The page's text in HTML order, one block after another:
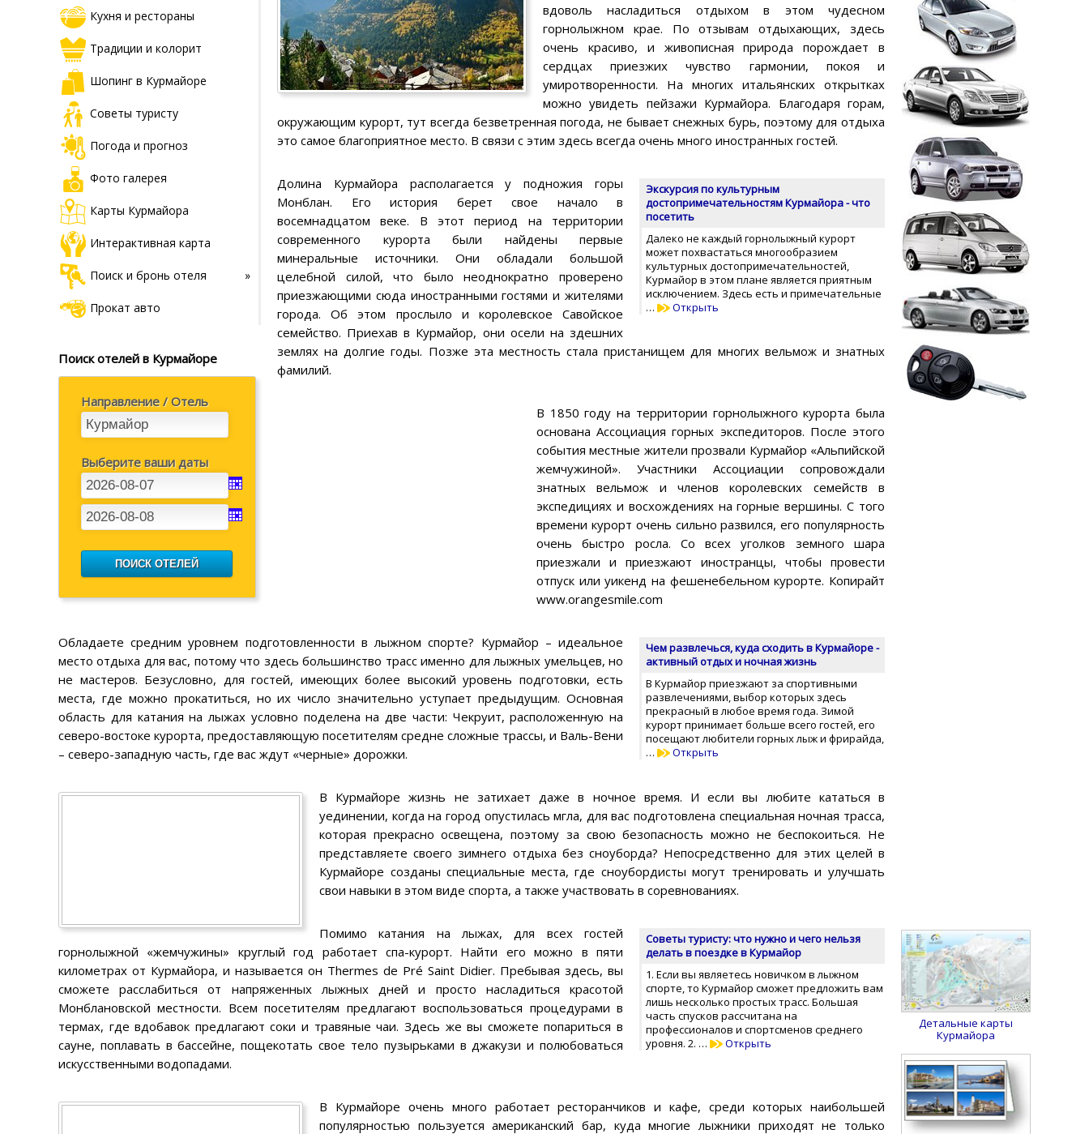
Кухня и рестораны
Традиции и колорит
Шопинг в Курмайоре
Советы туристу
Погода и прогноз
Фото галерея
Карты Курмайора
Интерактивная карта
Поиск и бронь отеля
Прокат авто
Поиск отелей в Курмайоре
Направление / Отель
Выберите ваши даты
вдоволь насладиться отдыхом в этом чудесном
горнолыжном крае. По отзывам отдыхающих, здесь
очень красиво, и живописная природа порождает в
сердцах приезжих чувство гармонии, покоя и
умиротворенности. На многих итальянских открытках
можно увидеть пейзажи Курмайора. Благодаря горам,
окружающим курорт, тут всегда безветренная погода, не бывает снежных бурь, поэтому для отдыха
это самое благоприятное место. В связи с этим здесь всегда очень много иностранных гостей.
Экскурсия по культурным
достопримечательностям Курмайора - что
посетить
Далеко не каждый горнолыжный курорт
может похвастаться многообразием
культурных достопримечательностей,
Курмайор в этом плане является приятным
исключением. Здесь есть и примечательные
…
Открыть
Долина Курмайора располагается у подножия горы
Монблан. Его история берет свое начало в
восемнадцатом веке. В этот период на территории
современного курорта были найдены первые
минеральные источники. Они обладали большой
целебной силой, что было неоднократно проверено
приезжающими сюда иностранными гостями и жителями
города. Об этом прослыло и королевское Савойское
семейство. Приехав в Курмайор, они осели на здешних
землях на долгие годы. Позже эта местность стала пристанищем для многих вельмож и знатных
фамилий.
В 1850 году на территории горнолыжного курорта была
основана Ассоциация горных экспедиторов. После этого
события местные жители прозвали Курмайор «Альпийской
жемчужиной». Участники Ассоциации сопровождали
знатных вельмож и членов королевских семейств в
экспедициях и восхождениях на горные вершины. С того
времени курорт очень сильно развился, его популярность
очень быстро росла. Со всех уголков земного шара
приезжали и приезжают иностранцы, чтобы провести
отпуск или уикенд на фешенебельном курорте. Копирайт
www.orangesmile.com
Чем развлечься, куда сходить в Курмайоре -
активный отдых и ночная жизнь
В Курмайор приезжают за спортивными
развлечениями, выбор которых здесь
прекрасный в любое время года. Зимой
курорт принимает больше всего гостей, его
посещают любители горных лыж и фрирайда,
…
Открыть
Обладаете средним уровнем подготовленности в лыжном спорте? Курмайор – идеальное
место отдыха для вас, потому что здесь большинство трасс именно для лыжных умельцев, но
не мастеров. Безусловно, для гостей, имеющих более высокий уровень подготовки, есть
места, где можно прокатиться, но их число значительно уступает предыдущим. Основная
область для катания на лыжах условно поделена на две части: Чекруит, расположенную на
северо-востоке курорта, предоставляющую посетителям средне сложные трассы, и Валь-Вени
– северо-западную часть, где вас ждут «черные» дорожки.
В Курмайоре жизнь не затихает даже в ночное время. И если вы любите кататься в
уединении, когда на город опустилась мгла, для вас подготовлена специальная ночная трасса,
которая прекрасно освещена, поэтому за свою безопасность можно не беспокоиться. Не
представляете своего зимнего отдыха без сноуборда? Непосредственно для этих целей в
Курмайоре созданы специальные места, где сноубордисты могут тренировать и улучшать
свои навыки в этом виде спорта, а также участвовать в соревнованиях.
Советы туристу: что нужно и чего нельзя
делать в поездке в Курмайор
1. Если вы являетесь новичком в лыжном
спорте, то Курмайор сможет предложить вам
лишь несколько простых трасс. Большая
часть спусков рассчитана на
профессионалов и спортсменов среднего
уровня. 2. …
Открыть
Помимо катания на лыжах, для всех гостей
горнолыжной «жемчужины» круглый год работает спа-курорт. Найти его можно в пяти
километрах от Курмайора, и называется он Thermes de Pré Saint Didier. Пребывая здесь, вы
сможете расслабиться от напряженных лыжных дней и просто насладиться красотой
Монблановской местности. Всем посетителям предлагают воспользоваться процедурами в
термах, где вдобавок предлагают соки и травяные чаи. Здесь же вы сможете попариться в
сауне, поплавать в бассейне, пощекотать свое тело пузырьками в джакузи и полюбоваться
искусственными водопадами.
В Курмайоре очень много работает ресторанчиков и кафе, среди которых наибольшей
популярностью пользуется американский бар, куда многие лыжники приходят не только
Детальные карты
Курмайора